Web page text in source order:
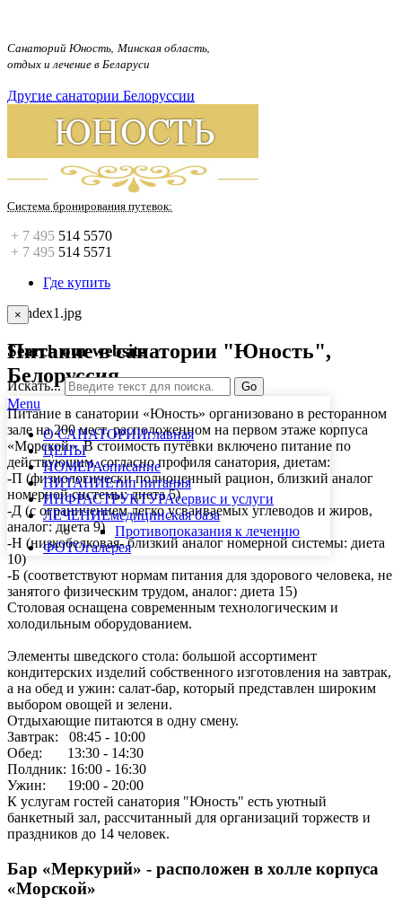
Санаторий Юность, Минская область,
отдых и лечение в Беларуси
Другие санатории Белоруссии
Система бронирования путевок:
+ 7 495 514 5570
+ 7 495 514 5571
Где купить
×
Search our website
Искать... Go
Menu
О САНАТОРИИглавная
ЦЕНЫ
НОМЕРАописание
ПИТАНИЕтип питания
ИНФРАСТРУКТУРАсервис и услуги
ЛЕЧЕНИЕмедицинская база
Противопоказания к лечению
ФОТОгалерея
Питание в санатории "Юность",
Белоруссия
Питание в санатории «Юность» организовано в ресторанном
зале на 200 мест, расположенном на первом этаже корпуса
«Морской». В стоимость путёвки включено питание по
действующим, согласно профиля санатория, диетам:
-П (физиологически полноценный рацион, близкий аналог
номерной системы: диета 5)
-Д (с ограничением легко усваиваемых углеводов и жиров,
аналог: диета 9)
-Н (низкобелковая- близкий аналог номерной системы: диета
10)
-Б (соответствуют нормам питания для здорового человека, не
занятого физическим трудом, аналог: диета 15)
Столовая оснащена современным технологическим и
холодильным оборудованием.
Элементы шведского стола: большой ассортимент
кондитерских изделий собственного изготовления на завтрак,
а на обед и ужин: салат-бар, который представлен широким
выбором овощей и зелени.
Отдыхающие питаются в одну смену.
Завтрак: 08:45 - 10:00
Обед: 13:30 - 14:30
Полдник: 16:00 - 16:30
Ужин: 19:00 - 20:00
К услугам гостей санатория "Юность" есть уютный
банкетный зал, рассчитанный для организаций торжеств и
праздников до 14 человек.
Бар «Меркурий» - расположен в холле корпуса
«Морской»